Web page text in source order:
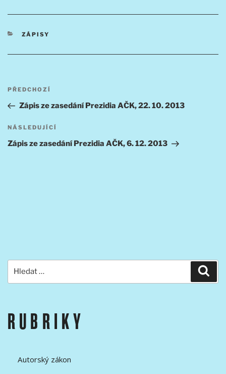
RUBRIKY
ZÁPISY
příspěvek
Předchozí
příspěvek
PŘEDCHOZÍ
Zápis ze zasedání Prezidia AČK, 22. 10. 2013
Následující
příspěvek
NÁSLEDUJÍCÍ
Zápis ze zasedání Prezidia AČK, 6. 12. 2013
RUBRIKY
Autorský zákon